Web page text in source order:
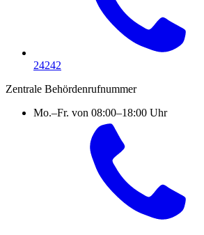
24242
Zentrale Behördenrufnummer
Mo.–Fr. von 08:00–18:00 Uhr